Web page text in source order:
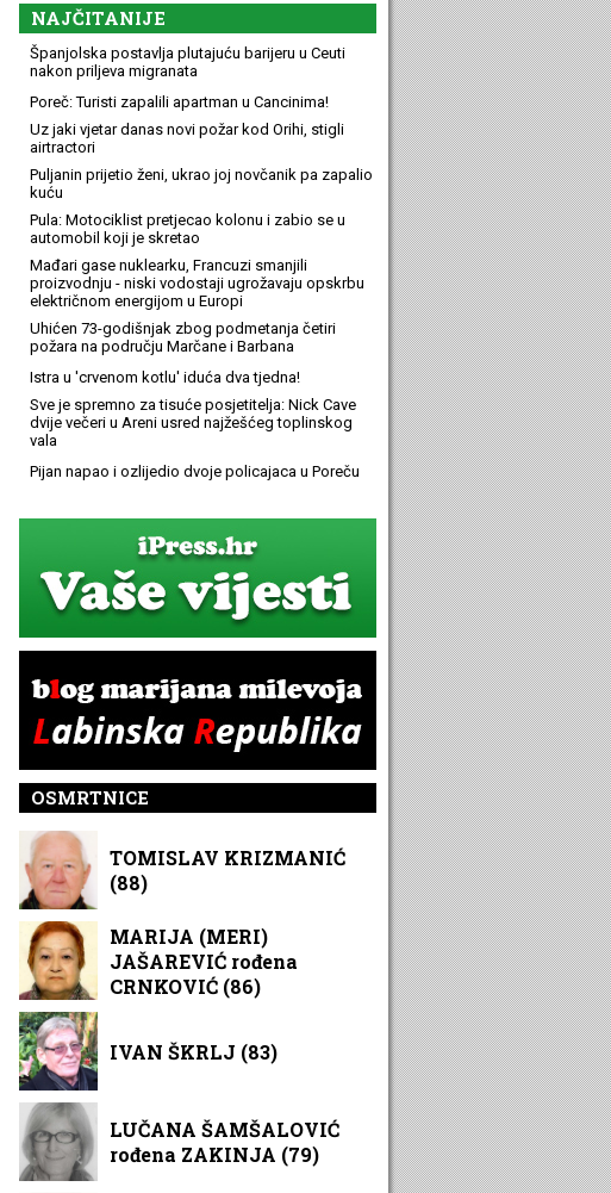
NAJČITANIJE
Španjolska postavlja plutajuću barijeru u Ceuti
nakon priljeva migranata
Poreč: Turisti zapalili apartman u Cancinima!
Uz jaki vjetar danas novi požar kod Orihi, stigli
airtractori
Puljanin prijetio ženi, ukrao joj novčanik pa zapalio
kuću
Pula: Motociklist pretjecao kolonu i zabio se u
automobil koji je skretao
Mađari gase nuklearku, Francuzi smanjili
proizvodnju - niski vodostaji ugrožavaju opskrbu
električnom energijom u Europi
Uhićen 73-godišnjak zbog podmetanja četiri
požara na području Marčane i Barbana
Istra u 'crvenom kotlu' iduća dva tjedna!
Sve je spremno za tisuće posjetitelja: Nick Cave
dvije večeri u Areni usred najžešćeg toplinskog
vala
Pijan napao i ozlijedio dvoje policajaca u Poreču
OSMRTNICE
TOMISLAV KRIZMANIĆ
(88)
MARIJA (MERI)
JAŠAREVIĆ rođena
CRNKOVIĆ (86)
IVAN ŠKRLJ (83)
LUČANA ŠAMŠALOVIĆ
rođena ZAKINJA (79)